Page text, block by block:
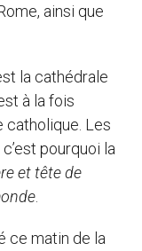
ainsi que
la cathédrale
à la fois
catholique. Les
pourquoi la
et tête de
ce matin de la